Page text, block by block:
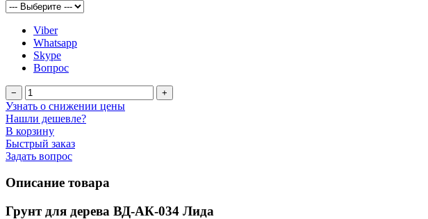
Viber
Whatsapp
Skype
Вопрос
− +
Узнать о снижении цены
Нашли дешевле?
В корзину
Быстрый заказ
Задать вопрос
Описание товара
Грунт для дерева ВД-АК-034 Лида